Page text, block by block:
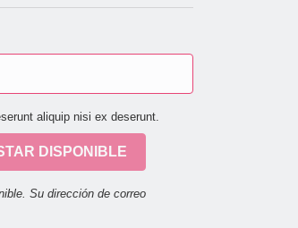
aliquip nisi ex deserunt.
DISPONIBLE
Su dirección de correo